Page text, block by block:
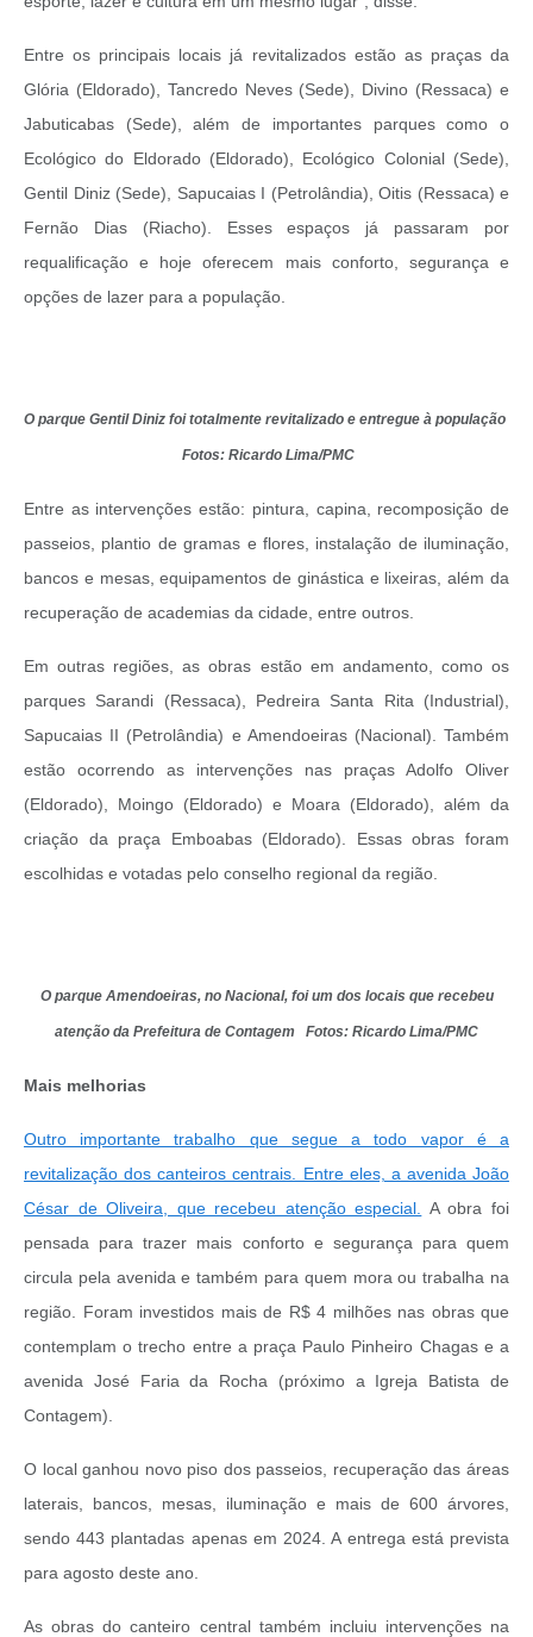
Entre os principais locais já revitalizados estão as praças da
Glória (Eldorado), Tancredo Neves (Sede), Divino (Ressaca) e
Jabuticabas (Sede), além de importantes parques como o
Ecológico do Eldorado (Eldorado), Ecológico Colonial (Sede),
Gentil Diniz (Sede), Sapucaias I (Petrolândia), Oitis (Ressaca) e
Fernão Dias (Riacho). Esses espaços já passaram por
requalificação e hoje oferecem mais conforto, segurança e
opções de lazer para a população.
O parque Gentil Diniz foi totalmente revitalizado e entregue à população
Fotos: Ricardo Lima/PMC
Entre as intervenções estão: pintura, capina, recomposição de
passeios, plantio de gramas e flores, instalação de iluminação,
bancos e mesas, equipamentos de ginástica e lixeiras, além da
recuperação de academias da cidade, entre outros.
Em outras regiões, as obras estão em andamento, como os
parques Sarandi (Ressaca), Pedreira Santa Rita (Industrial),
Sapucaias II (Petrolândia) e Amendoeiras (Nacional). Também
estão ocorrendo as intervenções nas praças Adolfo Oliver
(Eldorado), Moingo (Eldorado) e Moara (Eldorado), além da
criação da praça Emboabas (Eldorado). Essas obras foram
escolhidas e votadas pelo conselho regional da região.
O parque Amendoeiras, no Nacional, foi um dos locais que recebeu
atenção da Prefeitura de Contagem Fotos: Ricardo Lima/PMC
Mais melhorias
Outro importante trabalho que segue a todo vapor é a
revitalização dos canteiros centrais. Entre eles, a avenida João
César de Oliveira, que recebeu atenção especial.
A obra foi
pensada para trazer mais conforto e segurança para quem
circula pela avenida e também para quem mora ou trabalha na
região. Foram investidos mais de R$ 4 milhões nas obras que
contemplam o trecho entre a praça Paulo Pinheiro Chagas e a
avenida José Faria da Rocha (próximo a Igreja Batista de
Contagem).
O local ganhou novo piso dos passeios, recuperação das áreas
laterais, bancos, mesas, iluminação e mais de 600 árvores,
sendo 443 plantadas apenas em 2024. A entrega está prevista
para agosto deste ano.
As obras do canteiro central também incluiu intervenções na